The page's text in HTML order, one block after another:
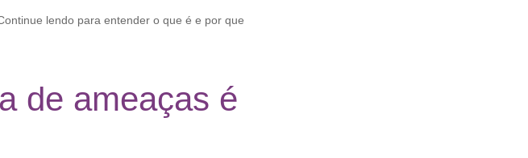
lendo para entender o que é e por que
de ameaças é